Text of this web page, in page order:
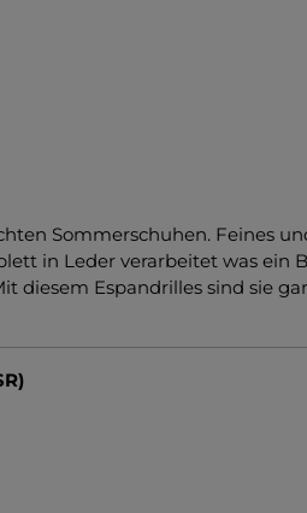
Sommerschuhen.
in Leder verarbeitet was
Espandrilles sind sie